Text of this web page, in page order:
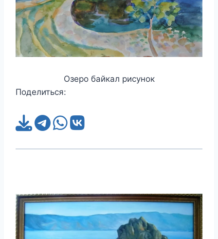
Озеро байкал рисунок
Поделиться: